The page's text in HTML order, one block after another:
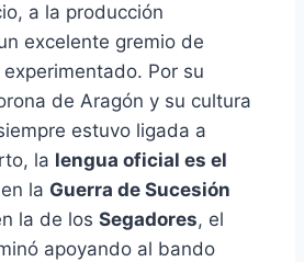
a la producción
excelente gremio de
Por su
de Aragón y su cultura
estuvo ligada a
la lengua oficial es el
la Guerra de Sucesión
la de los Segadores, el
apoyando al bando